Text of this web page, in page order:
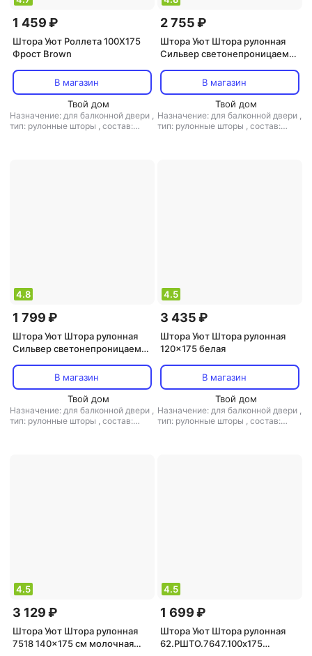
1 459 ₽
Штора Уют Роллета 100Х175
Фрост Brown
В магазин
Твой дом
Назначение: для балконной двери ,
тип: рулонные шторы , состав:
2 755 ₽
Штора Уют Штора рулонная
Сильвер светонепроницаемая
В магазин
Твой дом
Назначение: для балконной двери ,
тип: рулонные шторы , состав:
4.8
1 799 ₽
Штора Уют Штора рулонная
Сильвер светонепроницаемая
В магазин
Твой дом
Назначение: для балконной двери ,
тип: рулонные шторы , состав:
4.5
3 435 ₽
Штора Уют Штора рулонная
120x175 белая
В магазин
Твой дом
Назначение: для балконной двери ,
тип: рулонные шторы , состав:
4.5
3 129 ₽
Штора Уют Штора рулонная
7518 140x175 см молочная
4.5
1 699 ₽
Штора Уют Штора рулонная
62.РШТО.7647.100х175